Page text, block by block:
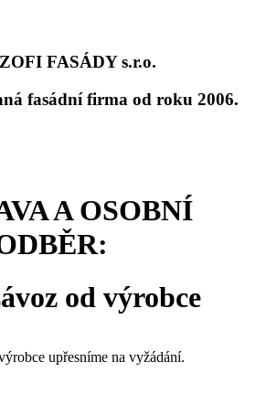
FASÁDY s.r.o.
fasádní firma od roku 2006.
A OSOBNÍ
od výrobce
upřesníme na vyžádání.